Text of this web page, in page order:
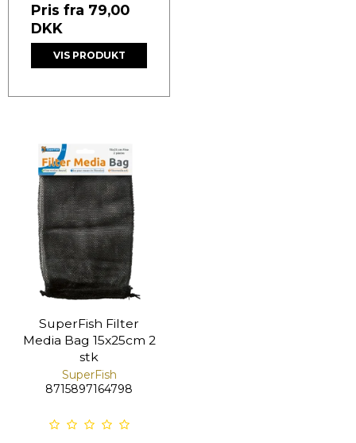
Pris fra 79,00
DKK
VIS PRODUKT
SuperFish Filter
Media Bag 15x25cm 2
stk
SuperFish
8715897164798